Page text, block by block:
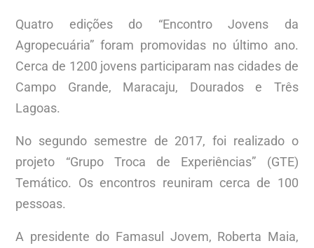
Quatro edições do “Encontro Jovens da
Agropecuária” foram promovidas no último ano.
Cerca de 1200 jovens participaram nas cidades de
Campo Grande, Maracaju, Dourados e Três
Lagoas.
No segundo semestre de 2017, foi realizado o
projeto “Grupo Troca de Experiências” (GTE)
Temático. Os encontros reuniram cerca de 100
pessoas.
A presidente do Famasul Jovem, Roberta Maia,